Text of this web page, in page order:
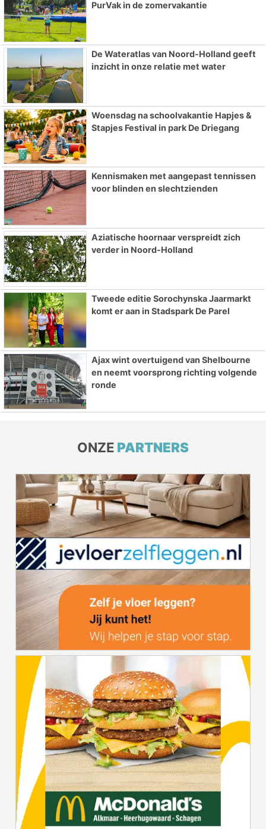
PurVak in de zomervakantie
De Wateratlas van Noord-Holland geeft
inzicht in onze relatie met water
Woensdag na schoolvakantie Hapjes &
Stapjes Festival in park De Driegang
Kennismaken met aangepast tennissen
voor blinden en slechtzienden
Aziatische hoornaar verspreidt zich
verder in Noord-Holland
Tweede editie Sorochynska Jaarmarkt
komt er aan in Stadspark De Parel
Ajax wint overtuigend van Shelbourne
en neemt voorsprong richting volgende
ronde
ONZE PARTNERS